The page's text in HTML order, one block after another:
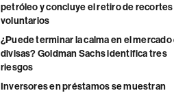
petróleo y concluye el retiro de recortes
voluntarios
¿Puede terminar la calma en el mercado
divisas? Goldman Sachs identifica tres
riesgos
Inversores en préstamos se muestran